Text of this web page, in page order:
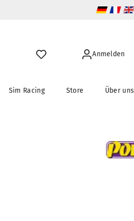
Anmelden
Sim Racing Store Über uns